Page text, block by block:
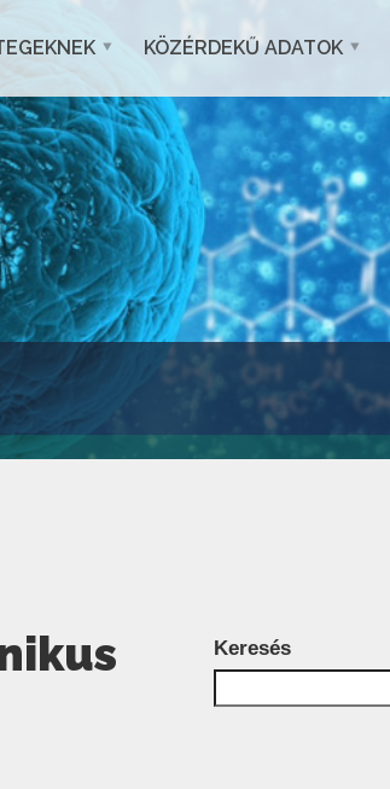
KÖZÉRDEKŰ ADATOK
Keresés